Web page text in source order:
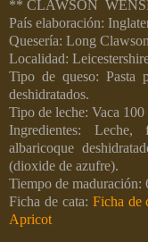
** CLAWSON
País elaboración:
Quesería: Long
Localidad:
Tipo de queso: Pasta
deshidratados.
Tipo de leche: Vaca 100
Ingredientes: Leche,
albaricoque
(dioxide de azufre).
Tiempo de maduración:
Ficha de cata: Ficha de
Apricot